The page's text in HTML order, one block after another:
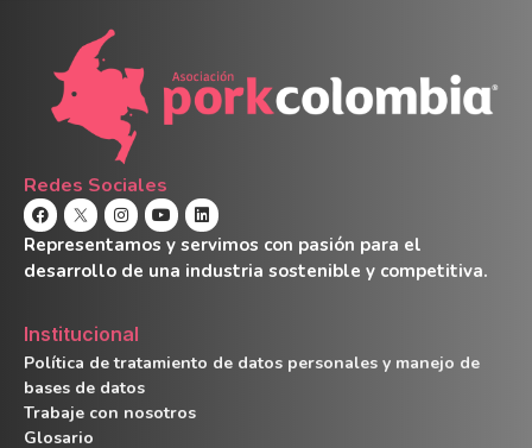
Redes Sociales
Representamos y servimos con pasión para el
desarrollo de una industria sostenible y competitiva.
Institucional
Política de tratamiento de datos personales y manejo de
bases de datos
Trabaje con nosotros
Glosario